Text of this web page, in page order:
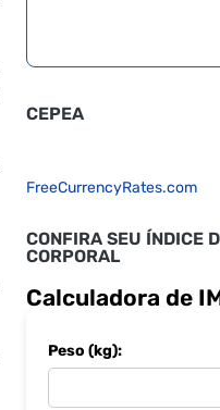
CEPEA
FreeCurrencyRates.com
CONFIRA SEU ÍNDICE
CORPORAL
Calculadora de
Peso (kg):